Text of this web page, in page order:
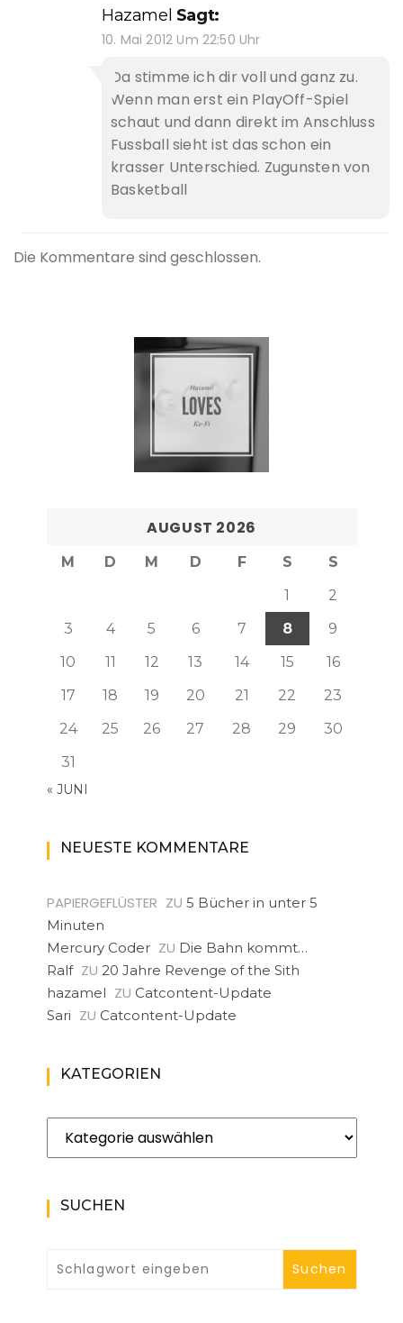
Hazamel Sagt:
10. Mai 2012 Um 22:50 Uhr
Da stimme ich dir voll und ganz zu.
Wenn man erst ein PlayOff-Spiel
schaut und dann direkt im Anschluss
Fussball sieht ist das schon ein
krasser Unterschied. Zugunsten von
Basketball
Die Kommentare sind geschlossen.
AUGUST 2026
M D M D F S
S
1
2
3
4 5 6 7 8
9
10
11 12 13 14 15
16
17
18 19 20 21 22
23
24
25 26 27 28 29
30
31
« JUNI
NEUESTE KOMMENTARE
PAPIERGEFLÜSTER ZU 5 Bücher in unter 5
Minuten
Mercury Coder ZU Die Bahn kommt…
Ralf ZU 20 Jahre Revenge of the Sith
hazamel ZU Catcontent-Update
Sari ZU Catcontent-Update
KATEGORIEN
Kategorien
SUCHEN